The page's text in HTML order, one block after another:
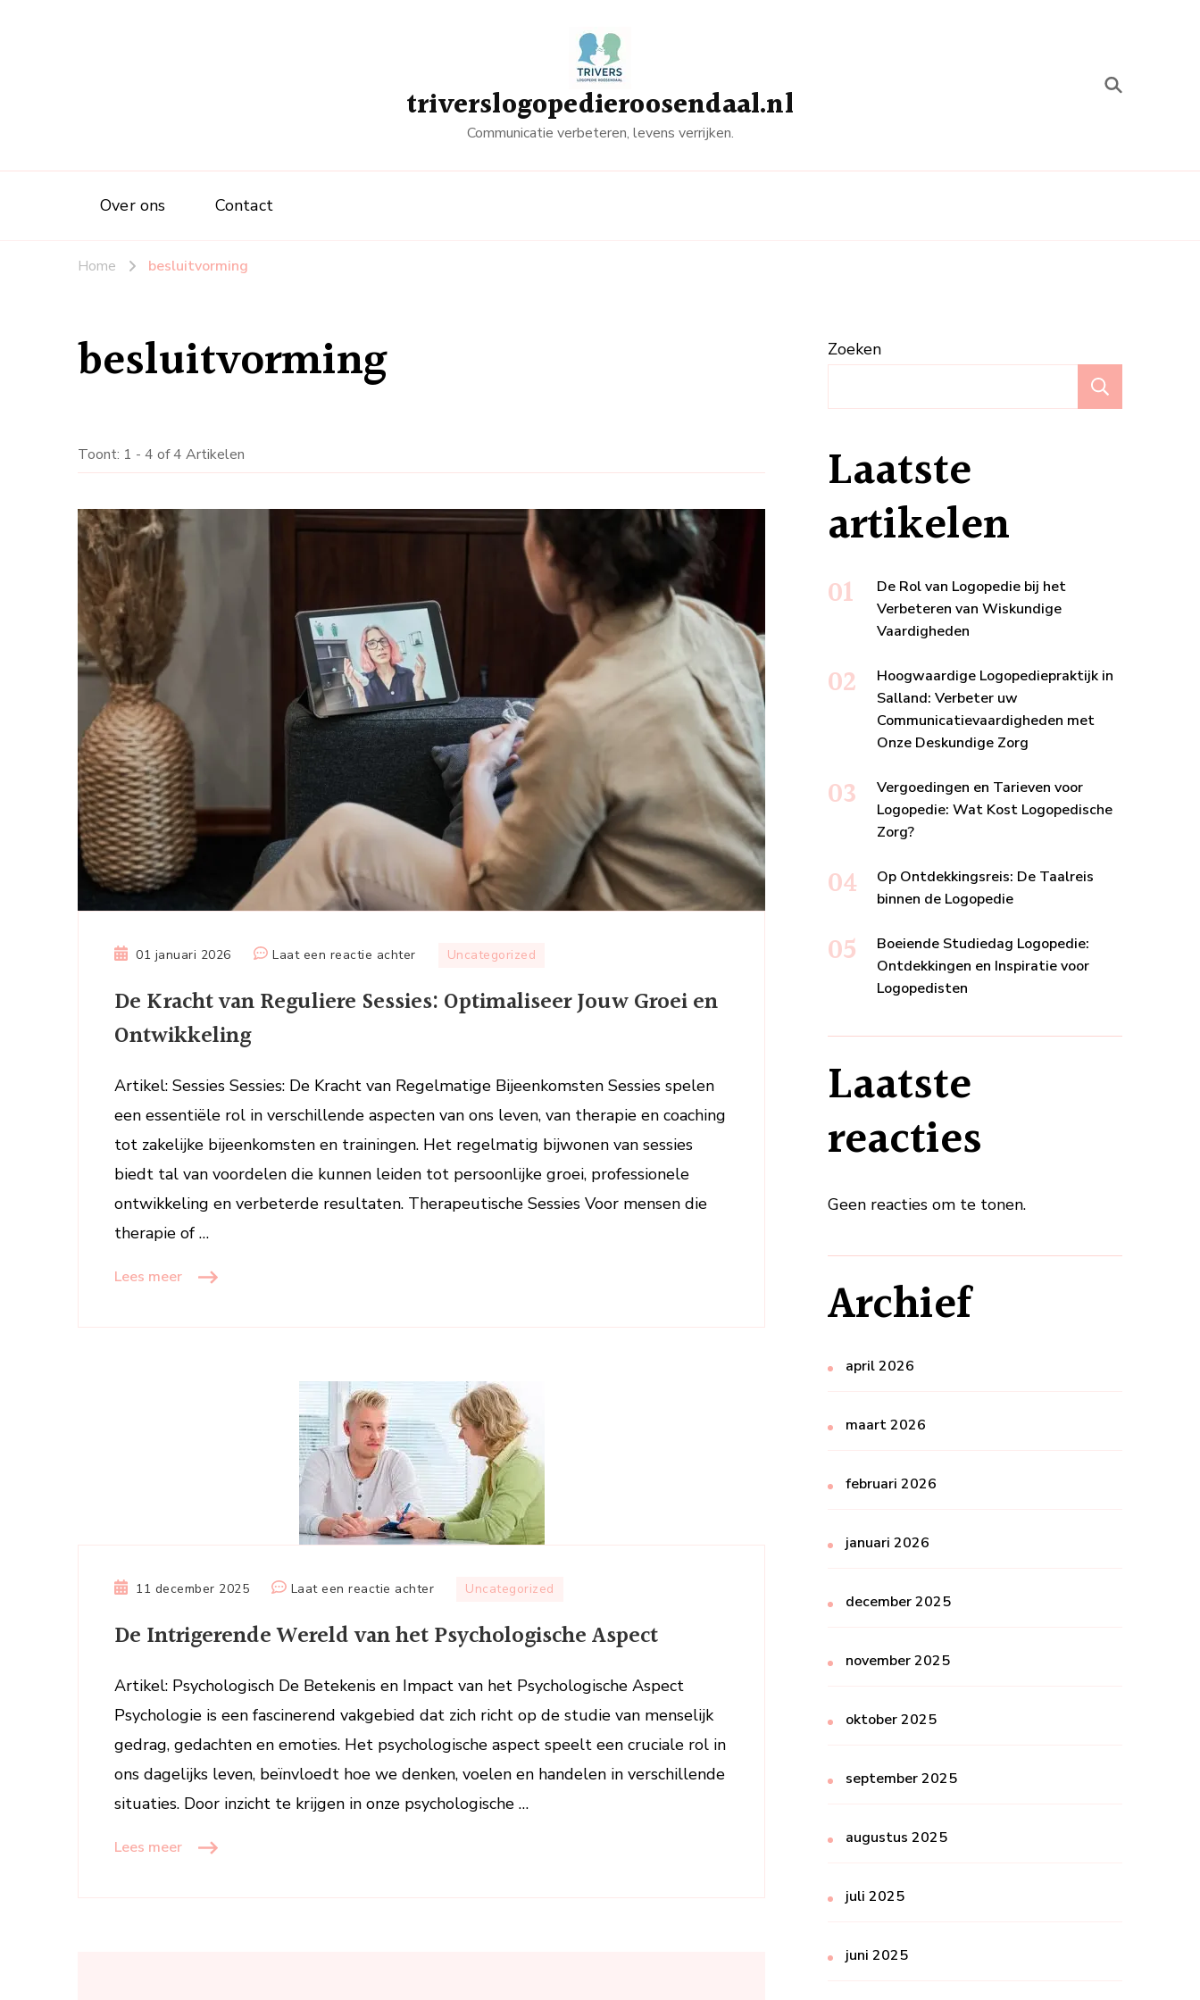
triverslogopedieroosendaal.nl
Communicatie verbeteren, levens verrijken.
Over ons Contact
Home besluitvorming
besluitvorming
Toont: 1 - 4 of 4 Artikelen
01 januari 2026 Laat een reactie achterop
Kracht
Optimaliseer
Jouw
Groei
Ontwikkeling
Uncategorized
De Kracht van Reguliere Sessies: Optimaliseer Jouw Groei en
Ontwikkeling
Artikel: Sessies Sessies: De Kracht van Regelmatige Bijeenkomsten Sessies spelen
een essentiële rol in verschillende aspecten van ons leven, van therapie en coaching
tot zakelijke bijeenkomsten en trainingen. Het regelmatig bijwonen van sessies
biedt tal van voordelen die kunnen leiden tot persoonlijke groei, professionele
ontwikkeling en verbeterde resultaten. Therapeutische Sessies Voor mensen die
therapie of …
Lees meer
11 december 2025 Laat een reactie achterop
Intrigerende
van
Aspect
Uncategorized
De Intrigerende Wereld van het Psychologische Aspect
Artikel: Psychologisch De Betekenis en Impact van het Psychologische Aspect
Psychologie is een fascinerend vakgebied dat zich richt op de studie van menselijk
gedrag, gedachten en emoties. Het psychologische aspect speelt een cruciale rol in
ons dagelijks leven, beïnvloedt hoe we denken, voelen en handelen in verschillende
situaties. Door inzicht te krijgen in onze psychologische …
Lees meer
Zoeken
Laatste
artikelen
De Rol van Logopedie bij het
Verbeteren van Wiskundige
Vaardigheden
Hoogwaardige Logopediepraktijk in
Salland: Verbeter uw
Communicatievaardigheden met
Onze Deskundige Zorg
Vergoedingen en Tarieven voor
Logopedie: Wat Kost Logopedische
Zorg?
Op Ontdekkingsreis: De Taalreis
binnen de Logopedie
Boeiende Studiedag Logopedie:
Ontdekkingen en Inspiratie voor
Logopedisten
Laatste
reacties
Geen reacties om te tonen.
Archief
april 2026
maart 2026
februari 2026
januari 2026
december 2025
november 2025
oktober 2025
september 2025
augustus 2025
juli 2025
juni 2025